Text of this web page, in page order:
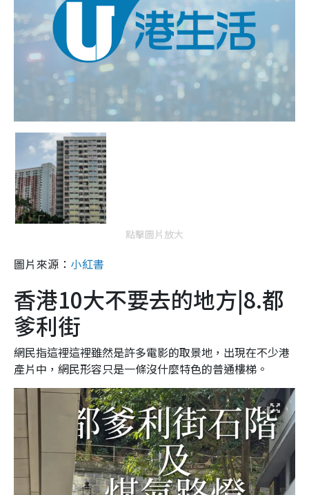
點擊圖片放大
圖片來源： 小紅書
香港10大不要去的地方|8.都
爹利街
網民指這裡這裡雖然是許多電影的取景地，出現在不少港
產片中，網民形容只是一條沒什麼特色的普通樓梯。